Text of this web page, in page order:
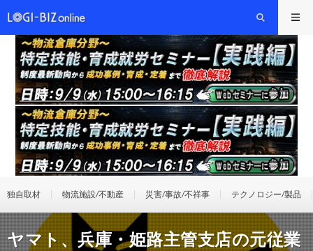
独自取材 物流施設/不動産 災害/事故/不祥事 テクノロジー/製品
ヤマト、兵庫・姫路主管支店の元従業